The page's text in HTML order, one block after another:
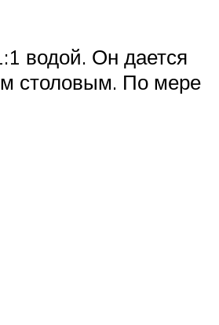
водой. Он дается
столовым. По мере